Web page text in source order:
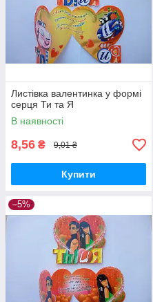
Листівка валентинка у формі
серця Ти та Я
В наявності
8,56 ₴ 9,01 ₴
Купити
–5%